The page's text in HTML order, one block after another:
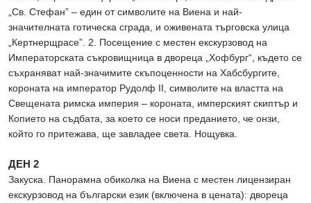
„Св. Стефан” – един от символите на Виена и най-
значителната готическа сграда, и оживената търговска улица
„Кертнерщрасе”. 2. Посещение с местен екскурзовод на
Императорската съкровищница в двореца „Хофбург“, където се
съхраняват най-значимите скъпоценности на Хабсбургите,
короната на император Рудолф II, символите на властта на
Свещената римска империя – короната, имперският скиптър и
Копието на съдбата, за което се носи преданието, че онзи,
който го притежава, ще завладее света. Нощувка.
ДЕН 2
Закуска. Панорамна обиколка на Виена с местен лицензиран
екскурзовод на български език (включена в цената): дворецa